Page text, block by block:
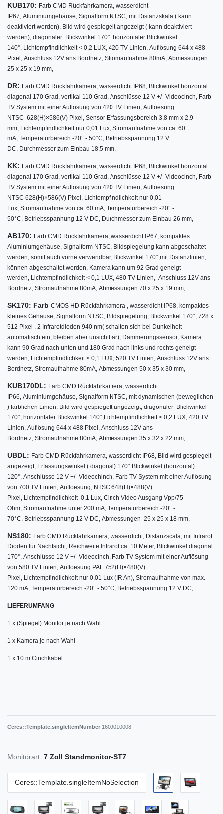
KUB170: Farb CMD Rückfahrkamera, wasserdicht
IP67, Aluminiumgehäuse, Signalform NTSC, mit Distanzskala ( kann
deaktiviert werden), Bild wird gespiegelt angezeigt ( kann deaktiviert
werden), diagonaler Blickwinkel 170°, horizontaler Blickwinkel
140°, Lichtempfindlichkeit < 0,2 LUX, 420 TV Linien, Auflösung 644 x 488
Pixel, Anschluss 12V ans Bordnetz, Stromaufnahme 80mA, Abmessungen
25 x 25 x 19 mm,
DR: Farb CMD Rückfahrkamera, wasserdicht IP68, Blickwinkel horizontal
diagonal 170 Grad, vertikal 110 Grad, Anschlüsse 12 V +/- Videocinch, Farb
TV System mit einer Auflösung von 420 TV Linien, Aufloesung
NTSC 628(H)×586(V) Pixel, Sensor Erfassungsbereich 3,8 mm x 2,9
mm, Lichtempfindlichkeit nur 0,01 Lux, Stromaufnahme von ca. 60
mA, Temperaturbereich -20° - 50°C, Betriebsspannung 12 V
DC, Durchmesser zum Einbau 18,5 mm,
KK: Farb CMD Rückfahrkamera, wasserdicht IP68, Blickwinkel horizontal
diagonal 170 Grad, vertikal 110 Grad, Anschlüsse 12 V +/- Videocinch, Farb
TV System mit einer Auflösung von 420 TV Linien, Aufloesung
NTSC 628(H)×586(V) Pixel, Lichtempfindlichkeit nur 0,01
Lux, Stromaufnahme von ca. 60 mA, Temperaturbereich -20° -
50°C, Betriebsspannung 12 V DC, Durchmesser zum Einbau 26 mm,
AB170: Farb CMD Rückfahrkamera, wasserdicht IP67, kompaktes
Aluminiumgehäuse, Signalform NTSC, Bildspiegelung kann abgeschaltet
werden, somit auch vorne verwendbar, Blickwinkel 170°,mit Distanzlinien,
können abgeschaltet werden, Kamera kann um 92 Grad geneigt
werden, Lichtempfindlichkeit < 0,1 LUX, 480 TV Linien, Anschluss 12V ans
Bordnetz, Stromaufnahme 80mA, Abmessungen 70 x 25 x 19 mm,
SK170: Farb CMOS HD Rückfahrkamera , wasserdicht IP68, kompaktes
kleines Gehäuse, Signalform NTSC, Bildspiegelung, Blickwinkel 170°, 728 x
512 Pixel , 2 Infrarotdioden 940 nm( schalten sich bei Dunkelheit
automatisch ein, bleiben aber unsichtbar), Dämmerungssensor, Kamera
kann 90 Grad nach unten und 180 Grad nach links und rechts geneigt
werden, Lichtempfindlichkeit < 0,1 LUX, 520 TV Linien, Anschluss 12V ans
Bordnetz, Stromaufnahme 80mA, Abmessungen 50 x 35 x 30 mm,
KUB170DL: Farb CMD Rückfahrkamera, wasserdicht
IP66, Aluminiumgehäuse, Signalform NTSC, mit dynamischen (beweglichen
) farblichen Linien, Bild wird gespiegelt angezeigt, diagonaler Blickwinkel
170°, horizontaler Blickwinkel 140°,Lichtempfindlichkeit < 0,2 LUX, 420 TV
Linien, Auflösung 644 x 488 Pixel, Anschluss 12V ans
Bordnetz, Stromaufnahme 80mA, Abmessungen 35 x 32 x 22 mm,
UBDL: Farb CMD Rückfahrkamera, wasserdicht IP68, Bild wird gespiegelt
angezeigt, Erfassungswinkel ( diagonal) 170° Blickwinkel (horizontal)
120°, Anschlüsse 12 V +/- Videochinch, Farb TV System mit einer Auflösung
von 700 TV Linien, Aufloesung, NTSC 648(H)×488(V)
Pixel, Lichtempfindlichkeit 0,1 Lux, Cinch Video Ausgang Vpp/75
Ohm, Stromaufnahme unter 200 mA, Temperaturbereich -20° -
70°C, Betriebsspannung 12 V DC, Abmessungen 25 x 25 x 18 mm,
NS180: Farb CMD Rückfahrkamera, wasserdicht, Distanzscala, mit Infrarot
Dioden für Nachtsicht, Reichweite Infrarot ca. 10 Meter, Blickwinkel diagonal
170°, Anschlüsse 12 V +/- Videocinch, Farb TV System mit einer Auflösung
von 580 TV Linien, Aufloesung PAL 752(H)×480(V)
Pixel, Lichtempfindlichkeit nur 0,01 Lux (IR An), Stromaufnahme von max.
120 mA, Temperaturbereich -20° - 50°C, Betriebsspannung 12 V DC,
LIEFERUMFANG
1 x (Spiegel) Monitor je nach Wahl
1 x Kamera je nach Wahl
1 x 10 m Cinchkabel
Ceres::Template.singleItemNumber 1609010008
Monitorart: 7 Zoll Standmonitor-ST7
Ceres::Template.singleItemNoSelection